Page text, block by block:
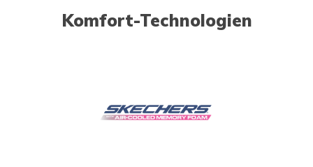
Komfort-Technologien